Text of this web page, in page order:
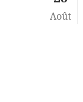
Août